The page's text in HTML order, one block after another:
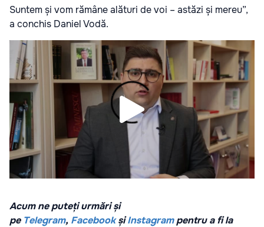
Suntem și vom rămâne alături de voi – astăzi și mereu”,
a conchis Daniel Vodă.
Acum ne puteți urmări și
pe Telegram, FacebookșiInstagrampentru a fi la